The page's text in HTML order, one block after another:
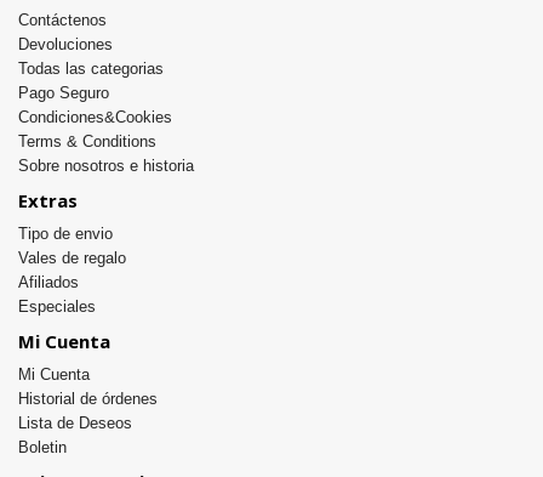
Contáctenos
Devoluciones
Todas las categorias
Pago Seguro
Condiciones&Cookies
Terms & Conditions
Sobre nosotros e historia
Extras
Tipo de envio
Vales de regalo
Afiliados
Especiales
Mi Cuenta
Mi Cuenta
Historial de órdenes
Lista de Deseos
Boletin